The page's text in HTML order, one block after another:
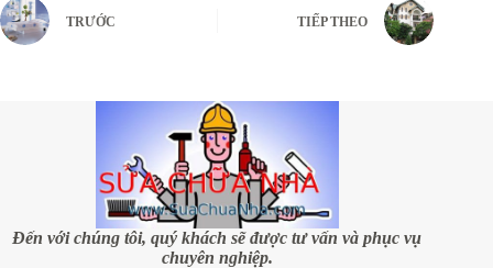
TRƯỚC TIẾP THEO
Đến với chúng tôi, quý khách sẽ được tư vấn và phục vụ
chuyên nghiệp.